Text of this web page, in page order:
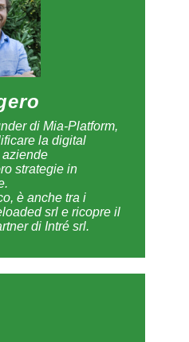
di Mia-Platform,
la digital
aziende
strategie in
è anche tra i
srl e ricopre il
di Intré srl.